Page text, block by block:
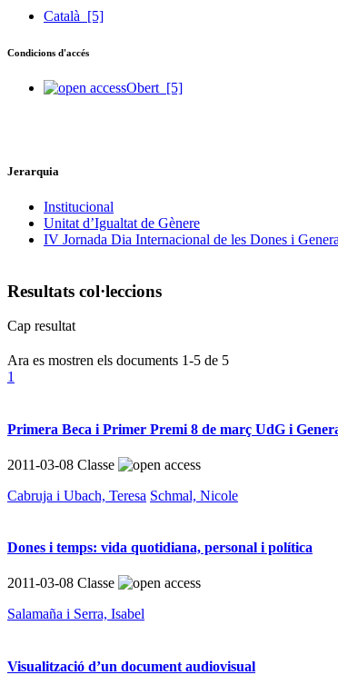
Català [5]
Condicions d'accés
Obert [5]
Jerarquia
Institucional
Unitat d’Igualtat de Gènere
IV Jornada Dia Internacional de les Dones i
Resultats col·leccions
Cap resultat
Ara es mostren els documents 1-5 de 5
1
Primera Beca i Primer Premi 8 de març UdG i
2011-03-08 Classe
Cabruja i Ubach, Teresa Schmal, Nicole
Dones i temps: vida quotidiana, personal i política
2011-03-08 Classe
Salamaña i Serra, Isabel
Visualització d’un document audiovisual